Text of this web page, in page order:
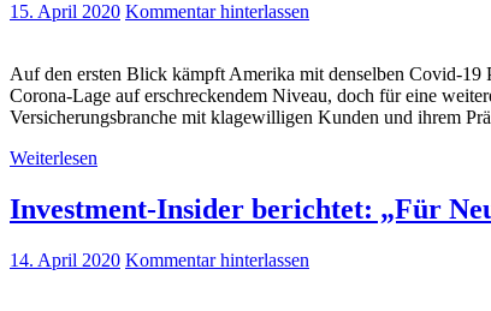
15. April 2020 Kommentar hinterlassen
Auf den ersten Blick kämpft Amerika mit denselben Covid-19
Corona-Lage auf erschreckendem Niveau, doch für eine
Versicherungsbranche mit klagewilligen Kunden und ihrem
Weiterlesen
Investment-Insider berichtet: „Für
14. April 2020 Kommentar hinterlassen